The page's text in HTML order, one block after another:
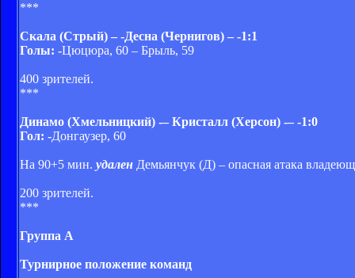
***
Скала (Стрый) – -Десна (Чернигов) – -1:1
Голы: -Цюцюра, 60 – Брыль, 59
400 зрителей.
***
Динамо (Хмельницкий) -– Кристалл (Херсон) -– -1:0
Гол: -Донгаузер, 60
На 90+5 мин. удален Демьянчук (Д) – опасная атака
200 зрителей.
***
Группа А
Турнирное положение команд